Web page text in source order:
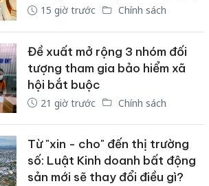
15 giờ trước Chính sách
Đề xuất mở rộng 3 nhóm đối
tượng tham gia bảo hiểm xã
hội bắt buộc
21 giờ trước Chính sách
Từ "xin - cho" đến thị trường
số: Luật Kinh doanh bất động
sản mới sẽ thay đổi điều gì?